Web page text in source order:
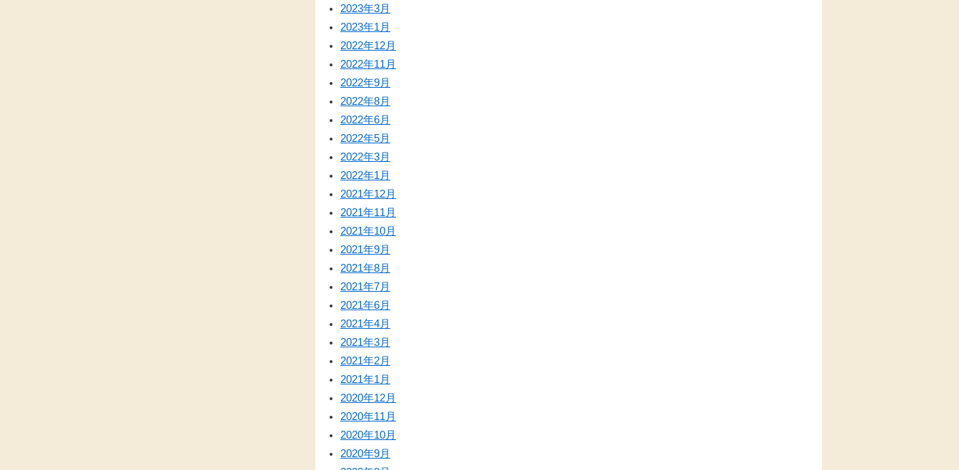
2023年3月
2023年1月
2022年12月
2022年11月
2022年9月
2022年8月
2022年6月
2022年5月
2022年3月
2022年1月
2021年12月
2021年11月
2021年10月
2021年9月
2021年8月
2021年7月
2021年6月
2021年4月
2021年3月
2021年2月
2021年1月
2020年12月
2020年11月
2020年10月
2020年9月